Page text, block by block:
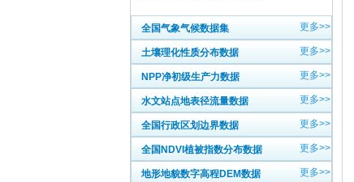
全国气象气候数据集 更多>>
土壤理化性质分布数据 更多>>
NPP净初级生产力数据 更多>>
水文站点地表径流量数据 更多>>
全国行政区划边界数据 更多>>
全国NDVI植被指数分布数据 更多>>
地形地貌数字高程DEM数据 更多>>